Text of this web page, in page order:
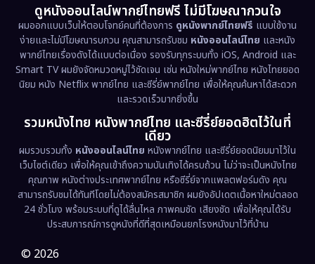
Emotional (61)
Epic มหากาพย์ (218)
Erotic (36)
Family ครอบครัว (363)
Fantasy จินตนาการ (326)
Fiction (9)
Film (57)
Gothic
ดูหนังออนไลน์พากย์ไทยฟรี ไม่มีโฆษณากวนใจ
ผมออกแบบเว็บให้ตอบโจทย์คนที่ต้องการ ดูหนังพากย์ไทยฟรี แบบใช้งาน
ง่ายและไม่มีโฆษณารบกวน คุณสามารถรับชม หนังออนไลน์ไทย และหนัง
พากย์ไทยเรื่องดังได้แบบต่อเนื่อง รองรับทุกระบบทั้ง iOS, Android และ
Smart TV ผมยังจัดหมวดหมู่ไว้ชัดเจน เช่น หนังใหม่พากย์ไทย หนังไทยยอด
นิยม หนัง Netflix พากย์ไทย และซีรี่ย์พากย์ไทย เพื่อให้คุณค้นหาได้สะดวก
และรวดเร็วมากยิ่งขึ้น
รวมหนังไทย หนังพากย์ไทย และซีรี่ย์ยอดฮิตไว้ในที่
เดียว
ผมรวบรวมทั้ง หนังออนไลน์ไทย หนังพากย์ไทย และซีรี่ย์ยอดนิยมมาไว้ใน
เว็บไซต์เดียว เพื่อให้คุณเข้าถึงความบันเทิงได้ครบถ้วน ไม่ว่าจะเป็นหนังไทย
คุณภาพ หนังต่างประเทศพากย์ไทย หรือซีรี่ย์จากแพลตฟอร์มดัง คุณ
สามารถรับชมได้ทันทีโดยไม่ต้องสมัครสมาชิก ผมยังอัปเดตเนื้อหาใหม่ตลอด
24 ชั่วโมง พร้อมระบบที่ดูได้ลื่นไหล ภาพคมชัด เสียงชัด เพื่อให้คุณได้รับ
ประสบการณ์การดูหนังที่ดีที่สุดเหมือนยกโรงหนังมาไว้ที่บ้าน
© 2026